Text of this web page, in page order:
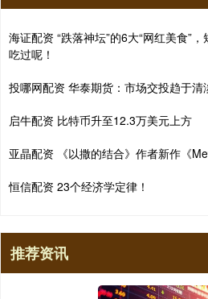
海证配资 “跌落神坛”的6大“网红美食”
吃过呢！
投哪网配资 华泰期货：市场交投趋于清
启牛配资 比特币升至12.3万美元上方
亚晶配资 《以撒的结合》作者新作《
恒信配资 23个经济学定律！
推荐资讯